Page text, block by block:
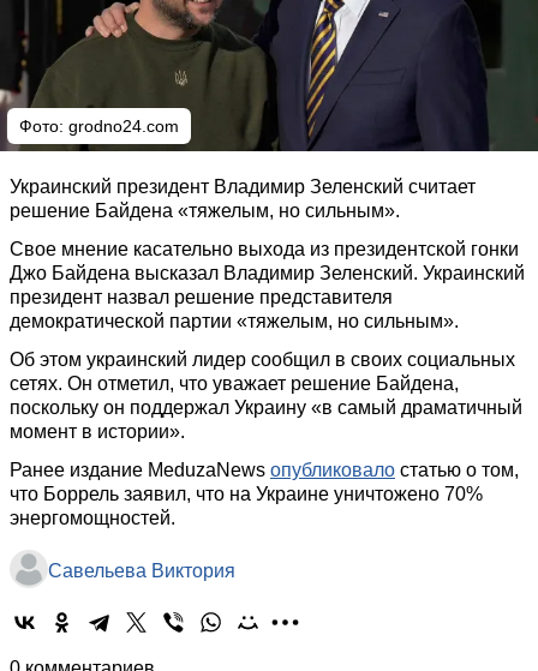
Фото: grodno24.com
Украинский президент Владимир Зеленский считает
решение Байдена «тяжелым, но сильным».
Свое мнение касательно выхода из президентской гонки
Джо Байдена высказал Владимир Зеленский. Украинский
президент назвал решение представителя
демократической партии «тяжелым, но сильным».
Об этом украинский лидер сообщил в своих социальных
сетях. Он отметил, что уважает решение Байдена,
поскольку он поддержал Украину «в самый драматичный
момент в истории».
Ранее издание MeduzaNews опубликовало статью о том,
что Боррель заявил, что на Украине уничтожено 70%
энергомощностей.
Савельева Виктория